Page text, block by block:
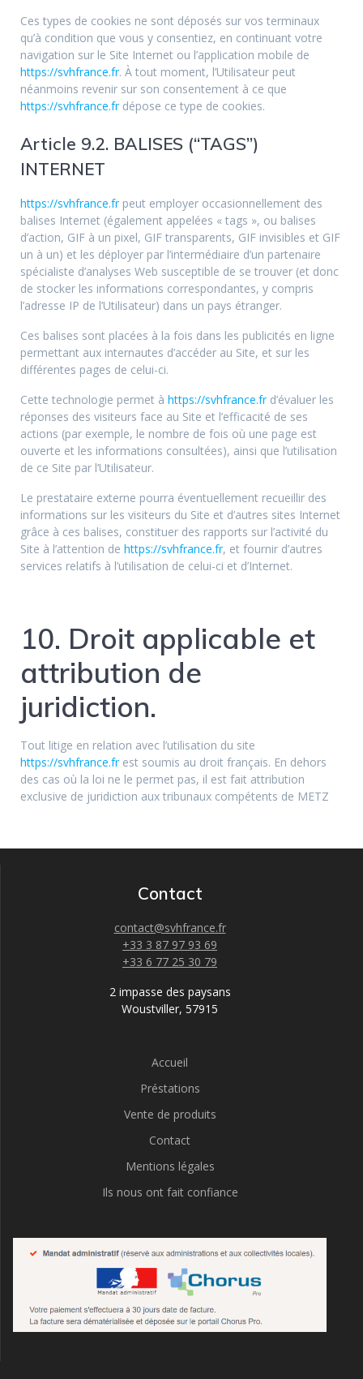
Ces types de cookies ne sont déposés sur vos terminaux
qu’à condition que vous y consentiez, en continuant votre
navigation sur le Site Internet ou l’application mobile de
https://svhfrance.fr. À tout moment, l’Utilisateur peut
néanmoins revenir sur son consentement à ce que
https://svhfrance.frdépose ce type de cookies.
Article 9.2. BALISES (“TAGS”)
INTERNET
https://svhfrance.frpeut employer occasionnellement des
balises Internet (également appelées « tags », ou balises
d’action, GIF à un pixel, GIF transparents, GIF invisibles et GIF
un à un) et les déployer par l’intermédiaire d’un partenaire
spécialiste d’analyses Web susceptible de se trouver (et donc
de stocker les informations correspondantes, y compris
l’adresse IP de l’Utilisateur) dans un pays étranger.
Ces balises sont placées à la fois dans les publicités en ligne
permettant aux internautes d’accéder au Site, et sur les
différentes pages de celui-ci.
Cette technologie permet à https://svhfrance.frd’évaluer les
réponses des visiteurs face au Site et l’efficacité de ses
actions (par exemple, le nombre de fois où une page est
ouverte et les informations consultées), ainsi que l’utilisation
de ce Site par l’Utilisateur.
Le prestataire externe pourra éventuellement recueillir des
informations sur les visiteurs du Site et d’autres sites Internet
grâce à ces balises, constituer des rapports sur l’activité du
Site à l’attention de https://svhfrance.fr, et fournir d’autres
services relatifs à l’utilisation de celui-ci et d’Internet.
10. Droit applicable et
attribution de
juridiction.
Tout litige en relation avec l’utilisation du site
https://svhfrance.frest soumis au droit français. En dehors
des cas où la loi ne le permet pas, il est fait attribution
exclusive de juridiction aux tribunaux compétents de METZ
Contact
contact@svhfrance.fr
+33 3 87 97 93 69
+33 6 77 25 30 79
2 impasse des paysans
Woustviller, 57915
Accueil
Préstations
Vente de produits
Contact
Mentions légales
Ils nous ont fait confiance